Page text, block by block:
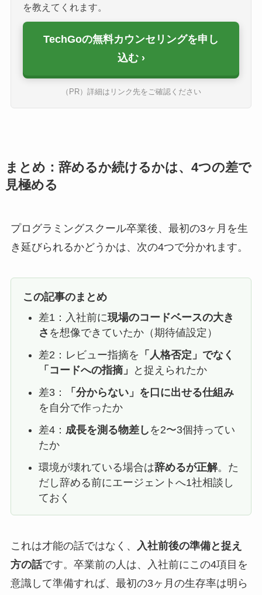
を教えてくれます。
TechGoの無料カウンセリングを申し
込む
（PR）詳細はリンク先をご確認ください
まとめ：辞めるか続けるかは、4つの差で
見極める
プログラミングスクール卒業後、最初の3ヶ月を生
き延びられるかどうかは、次の4つで分かれます。
この記事のまとめ
差1：入社前に現場のコードベースの大き
さ を想像できていたか（期待値設定）
差2：レビュー指摘を 「人格否定」でなく
「コードへの指摘」
と捉えられたか
差3：
「分からない」を口に出せる仕組み
を自分で作ったか
差4： 成長を測る物差し を2〜3個持ってい
たか
環境が壊れている場合は辞めるが正解。た
だし辞める前にエージェントへ1社相談し
ておく
これは才能の話ではなく、
入社前後の準備と捉え
方の話です。卒業前の人は、入社前にこの4項目を
意識して準備すれば、最初の3ヶ月の生存率は明ら